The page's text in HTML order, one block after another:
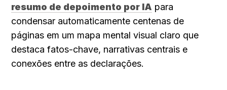
resumo de depoimento por IA para
condensar automaticamente centenas de
páginas em um mapa mental visual claro que
destaca fatos-chave, narrativas centrais e
conexões entre as declarações.